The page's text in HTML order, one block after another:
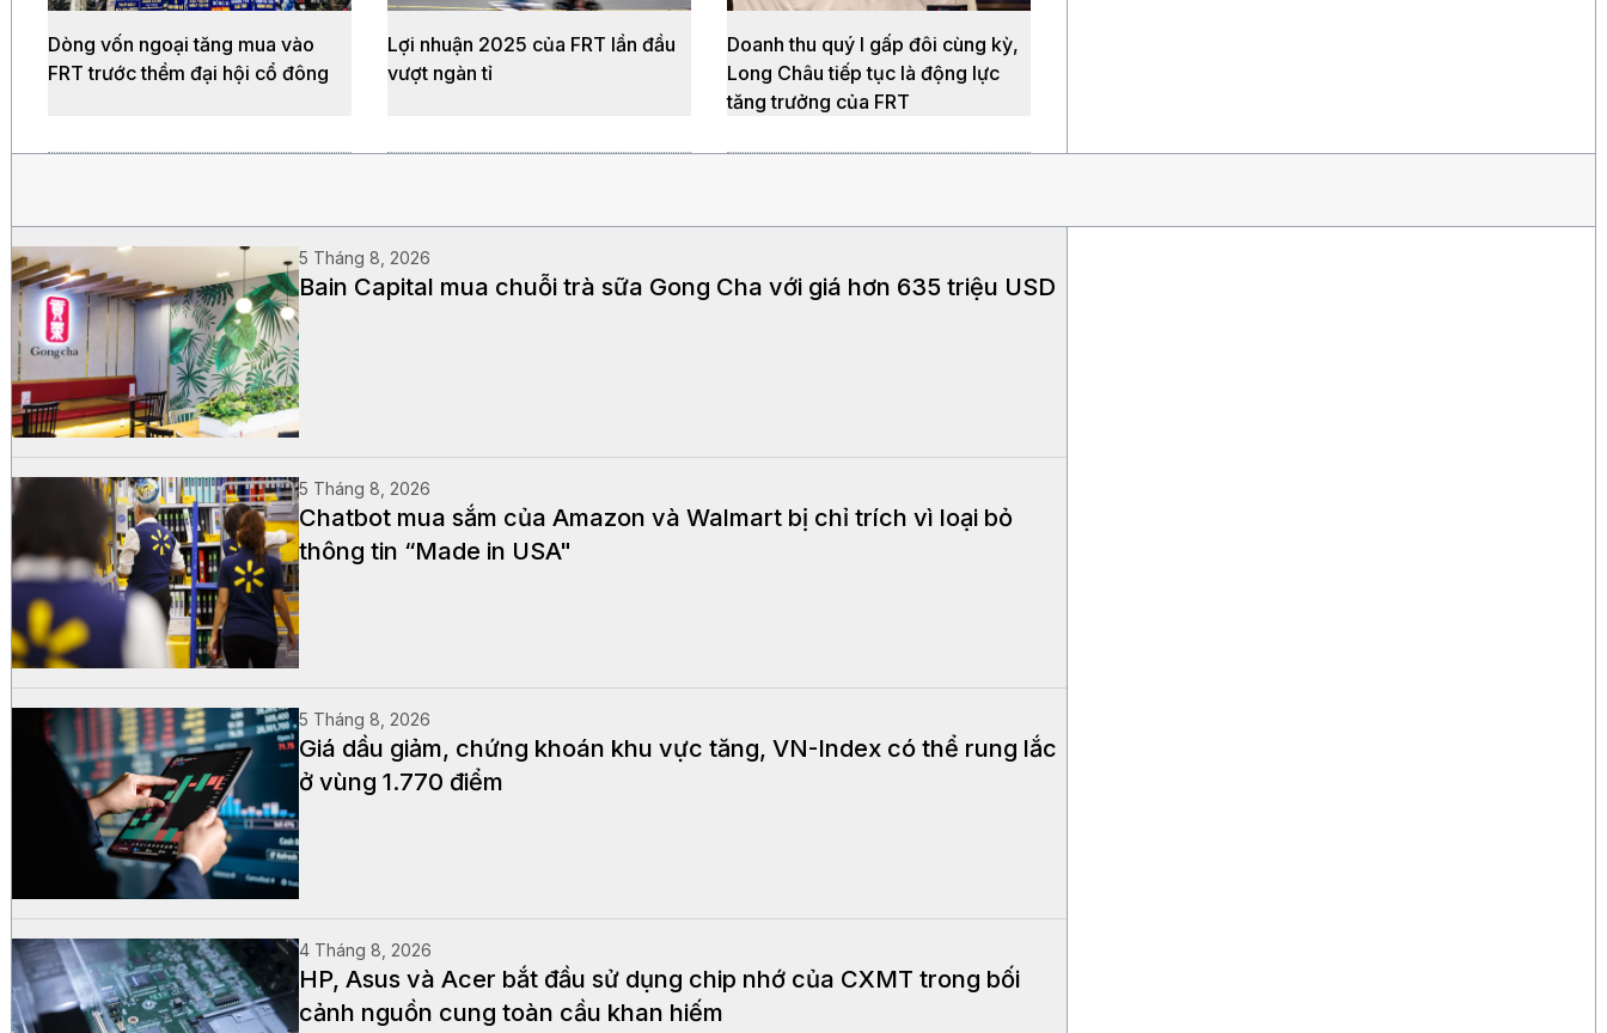
Dòng vốn ngoại tăng mua vào
FRT trước thềm đại hội cổ đông
Lợi nhuận 2025 của FRT lần đầu
vượt ngàn tỉ
Doanh thu quý I gấp đôi cùng kỳ,
Long Châu tiếp tục là động lực
tăng trưởng của FRT
5 Tháng 8, 2026
Bain Capital mua chuỗi trà sữa Gong Cha với giá hơn 635 triệu USD
5 Tháng 8, 2026
Chatbot mua sắm của Amazon và Walmart bị chỉ trích vì loại bỏ
thông tin “Made in USA"
5 Tháng 8, 2026
Giá dầu giảm, chứng khoán khu vực tăng, VN-Index có thể rung lắc
ở vùng 1.770 điểm
4 Tháng 8, 2026
HP, Asus và Acer bắt đầu sử dụng chip nhớ của CXMT trong bối
cảnh nguồn cung toàn cầu khan hiếm